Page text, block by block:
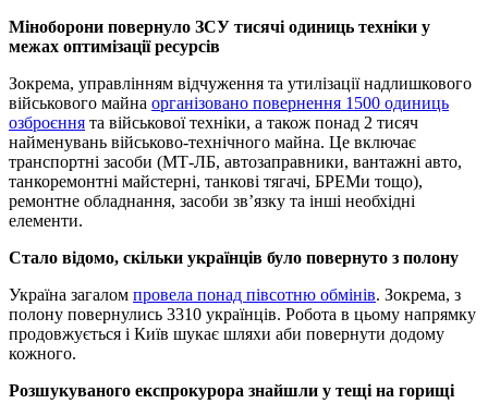
Міноборони повернуло ЗСУ тисячі одиниць техніки у
межах оптимізації ресурсів
Зокрема, управлінням відчуження та утилізації надлишкового
військового майна організовано повернення 1500 одиниць
озброєння та військової техніки, а також понад 2 тисяч
найменувань військово-технічного майна. Це включає
транспортні засоби (МТ-ЛБ, автозаправники, вантажні авто,
танкоремонтні майстерні, танкові тягачі, БРЕМи тощо),
ремонтне обладнання, засоби зв’язку та інші необхідні
елементи.
Стало відомо, скільки українців було повернуто з полону
Україна загалом провела понад півсотню обмінів. Зокрема, з
полону повернулись 3310 українців. Робота в цьому напрямку
продовжується і Київ шукає шляхи аби повернути додому
кожного.
Розшукуваного експрокурора знайшли у тещі на горищі